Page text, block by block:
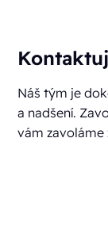
Náš tým je
a nadšení.
vám